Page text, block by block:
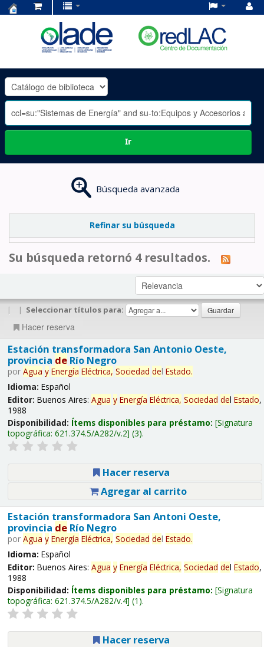
OLADE
-
Ir
Búsqueda avanzada
Refinar su búsqueda
Su búsqueda retornó 4 resultados.
| | Seleccionar títulos para:
Hacer reserva
Estación transformadora San Antonio Oeste,
provincia deRío Negro
por Agua y Energía Eléctrica, Sociedad del Estado.
Idioma: Español
Editor: Buenos Aires: Agua y Energía Eléctrica, Sociedad del Estado,
1988
Disponibilidad: Ítems disponibles para préstamo: Signatura
topográfica: 621.374.5/A282/v.2 (3).
Hacer reserva
Agregar al carrito
Estación transformadora San Antoni Oeste,
provincia deRío Negro
por Agua y Energía Eléctrica, Sociedad del Estado.
Idioma: Español
Editor: Buenos Aires: Agua y Energía Eléctrica, Sociedad del Estado,
1988
Disponibilidad: Ítems disponibles para préstamo: Signatura
topográfica: 621.374.5/A282/v.4 (1).
Hacer reserva